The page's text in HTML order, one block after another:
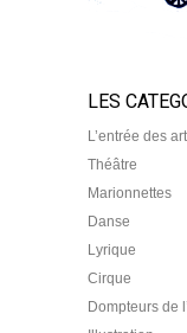
LES
L’entrée des
Théâtre
Marionnettes
Danse
Lyrique
Cirque
Dompteurs de